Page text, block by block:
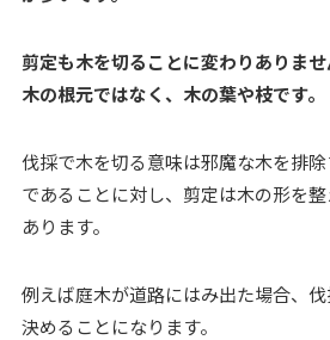
剪定も木を切ることに変わりありま
木の根元ではなく、木の葉や枝です。
伐採で木を切る意味は邪魔な木を排
であることに対し、剪定は木の形を
あります。
例えば庭木が道路にはみ出た場合、
決めることになります。